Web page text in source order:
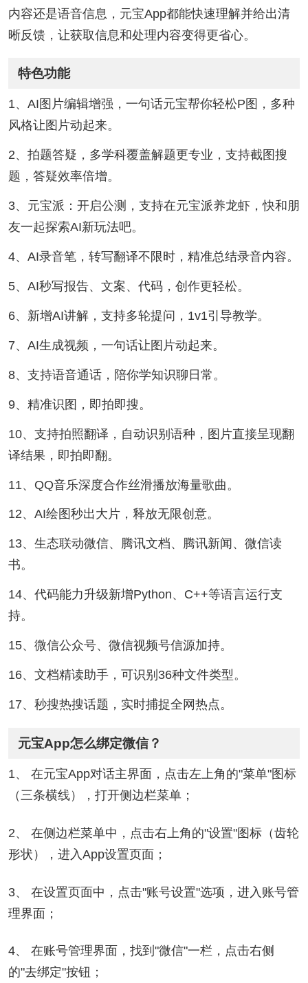
内容还是语音信息，元宝App都能快速理解并给出清
晰反馈，让获取信息和处理内容变得更省心。
特色功能
1、AI图片编辑增强，一句话元宝帮你轻松P图，多种
风格让图片动起来。
2、拍题答疑，多学科覆盖解题更专业，支持截图搜
题，答疑效率倍增。
3、元宝派：开启公测，支持在元宝派养龙虾，快和朋
友一起探索AI新玩法吧。
4、AI录音笔，转写翻译不限时，精准总结录音内容。
5、AI秒写报告、文案、代码，创作更轻松。
6、新增AI讲解，支持多轮提问，1v1引导教学。
7、AI生成视频，一句话让图片动起来。
8、支持语音通话，陪你学知识聊日常。
9、精准识图，即拍即搜。
10、支持拍照翻译，自动识别语种，图片直接呈现翻
译结果，即拍即翻。
11、QQ音乐深度合作丝滑播放海量歌曲。
12、AI绘图秒出大片，释放无限创意。
13、生态联动微信、腾讯文档、腾讯新闻、微信读
书。
14、代码能力升级新增Python、C++等语言运行支
持。
15、微信公众号、微信视频号信源加持。
16、文档精读助手，可识别36种文件类型。
17、秒搜热搜话题，实时捕捉全网热点。
元宝App怎么绑定微信？
1、 在元宝App对话主界面，点击左上角的"菜单"图标
（三条横线），打开侧边栏菜单；
2、 在侧边栏菜单中，点击右上角的"设置"图标（齿轮
形状），进入App设置页面；
3、 在设置页面中，点击"账号设置"选项，进入账号管
理界面；
4、 在账号管理界面，找到"微信"一栏，点击右侧
的"去绑定"按钮；